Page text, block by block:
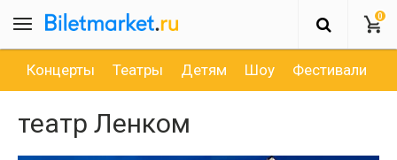
0
Концерты Театры Детям Шоу Фестивали
театр Ленком